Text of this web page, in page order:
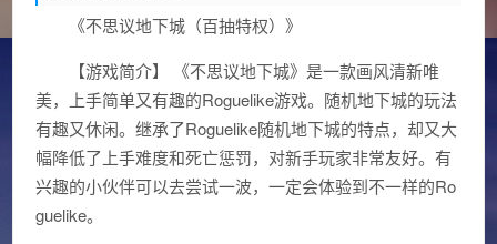
《不思议地下城（百抽特权）》
【游戏简介】 《不思议地下城》是一款画风清新唯
美，上手简单又有趣的Roguelike游戏。随机地下城的玩法
有趣又休闲。继承了Roguelike随机地下城的特点，却又大
幅降低了上手难度和死亡惩罚，对新手玩家非常友好。有
兴趣的小伙伴可以去尝试一波，一定会体验到不一样的Ro
guelike。